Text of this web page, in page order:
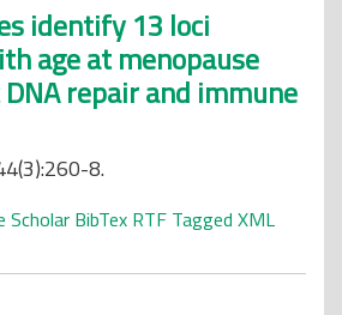
identify 13 loci
age at menopause
repair and immune
8.
Scholar BibTex RTF Tagged XML